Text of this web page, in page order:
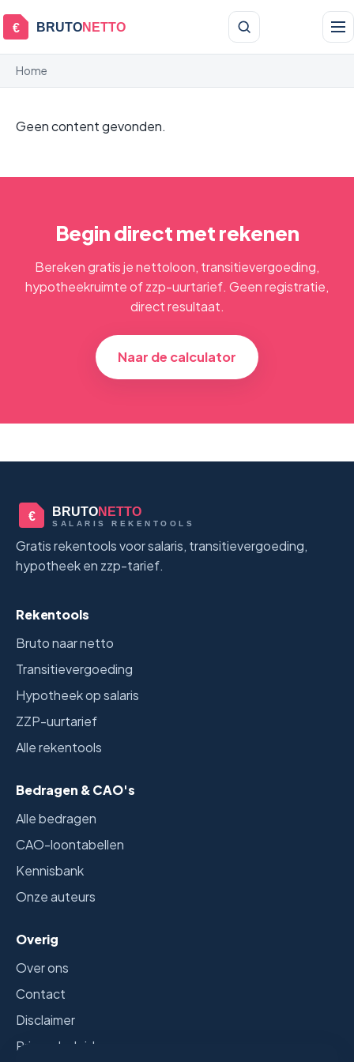
€ BRUTONETTO
Home
Geen content gevonden.
Begin direct met rekenen
Bereken gratis je nettoloon, transitievergoeding,
hypotheekruimte of zzp-uurtarief. Geen registratie,
direct resultaat.
Naar de calculator
€ BRUTONETTO
SALARIS REKENTOOLS
Gratis rekentools voor salaris, transitievergoeding,
hypotheek en zzp-tarief.
Rekentools
Bruto naar netto
Transitievergoeding
Hypotheek op salaris
ZZP-uurtarief
Alle rekentools
Bedragen & CAO's
Alle bedragen
CAO-loontabellen
Kennisbank
Onze auteurs
Overig
Over ons
Contact
Disclaimer
Privacybeleid